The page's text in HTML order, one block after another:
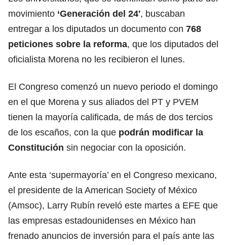
movimiento ‘Generación del 24′, buscaban
entregar a los diputados un documento con 768
peticiones sobre la reforma, que los diputados del
oficialista Morena no les recibieron el lunes.
El Congreso comenzó un nuevo periodo el domingo
en el que Morena y sus aliados del PT y PVEM
tienen la mayoría calificada, de más de dos tercios
de los escaños, con la que podrán modificar la
Constitución sin negociar con la oposición.
Ante esta ‘supermayoría’ en el Congreso mexicano,
el presidente de la American Society of México
(Amsoc), Larry Rubín reveló este martes a EFE que
las empresas estadounidenses en México han
frenado anuncios de inversión para el país ante las